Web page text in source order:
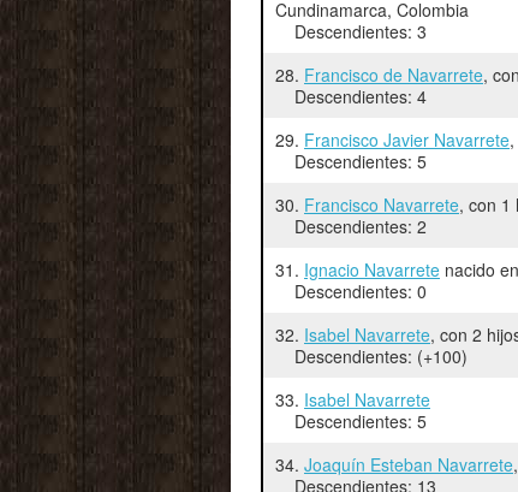
Cundinamarca, Colombia
Descendientes: 3
28. Francisco de Navarrete,
Descendientes: 4
29. Francisco Javier Navarrete
Descendientes: 5
30. Francisco Navarrete, con 1
Descendientes: 2
31. Ignacio Navarrete nacido
Descendientes: 0
32. Isabel Navarrete, con 2
Descendientes: (+100)
33. Isabel Navarrete
Descendientes: 5
34. Joaquín Esteban Navarrete
Descendientes: 13